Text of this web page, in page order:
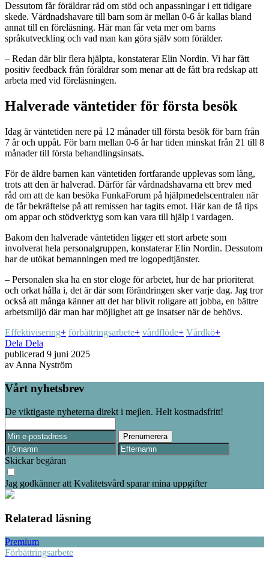
Dessutom får föräldrar råd om stöd och anpassningar i ett tidigare
skede. Vårdnadshavare till barn som är mellan 0-6 år kallas bland
annat till en föreläsning. Här man får veta mer om barns
språkutveckling och vad man kan göra själv som förälder.
– Redan där blir flera hjälpta, konstaterar Elin Nordin. Vi har fått
positiv feedback från föräldrar som menar att de fått bra redskap att
arbeta med vid föreläsningen.
Halverade väntetider för första besök
Idag är väntetiden nere på 12 månader till första besök för barn från
7 år och uppåt. För barn mellan 0-6 år har tiden minskat från 21 till 8
månader till första behandlingsinsats.
För de äldre barnen kan väntetiden fortfarande upplevas som lång,
trots att den är halverad. Därför får vårdnadshavarna ett brev med
råd om att de kan besöka FunkaForum på hjälpmedelscentralen när
de får bekräftelse på att remissen har tagits emot. Här kan de få tips
om appar och stödverktyg som kan vara till hjälp i vardagen.
Bakom den halverade väntetiden ligger ett stort arbete som
involverat hela personalgruppen, konstaterar Elin Nordin. Dessutom
har de utökat bemanningen med tre logopedtjänster.
– Personalen ska ha en stor eloge för arbetet, hur de har prioriterat
och orkat hålla i, det är där som förändringen sker varje dag. Jag tror
också att många känner att det har blivit roligare att jobba, en bättre
arbetsmiljö där man har möjlighet att ge insatser när de behövs.
Effektivisering+ förbättringsarbete+ vårdflöde+ Vårdkö+
Dela Dela
publicerad 9 juni 2025
av Anna Nyström
Vårt nyhetsbrev
De viktigaste nyheterna direkt i mejlen. Helt kostnadsfritt!
Skickar begäran
Jag godkänner att Kvalitetsvård sparar mina uppgifter
Relaterad läsning
Premium
Förbättringsarbete